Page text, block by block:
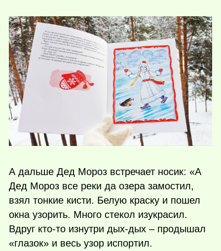
А дальше Дед Мороз встречает носик: «А
Дед Мороз все реки да озера замостил,
взял тонкие кисти. Белую краску и пошел
окна узорить. Много стекол изукрасил.
Вдруг кто-то изнутри дых-дых – продышал
«глазок» и весь узор испортил.